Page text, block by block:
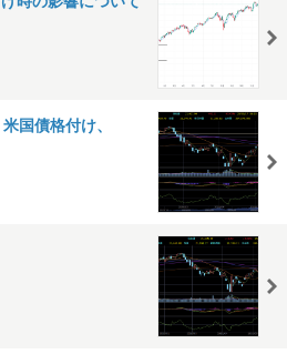
国債格付け、